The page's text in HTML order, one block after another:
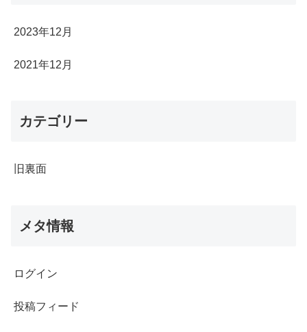
2023年12月
2021年12月
カテゴリー
旧裏面
メタ情報
ログイン
投稿フィード